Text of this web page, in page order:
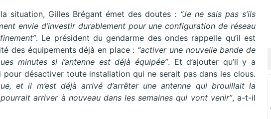
situation, Gilles Brégant émet des doutes : “Je ne sais pas s’ils
envie d’investir durablement pour une configuration de réseau
. Le président du gendarme des ondes rappelle qu’il est
des équipements déjà en place : “activer une nouvelle bande de
minutes si l’antenne est déjà équipée”. Et d’ajouter qu’il y a
désactiver toute installation qui ne serait pas dans les clous.
et il m’est déjà arrivé d’arrêter une antenne qui brouillait la
arriver à nouveau dans les semaines qui vont venir”, a-t-il